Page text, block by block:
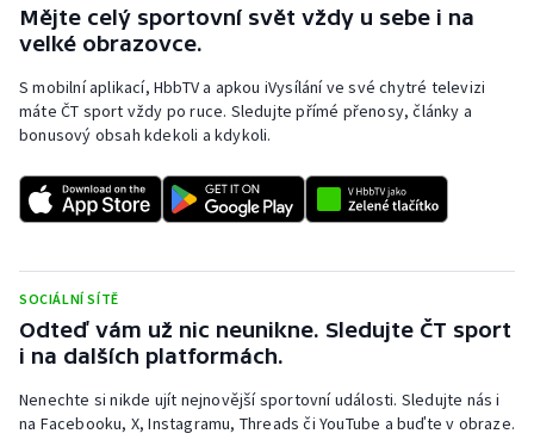
Sportovní střelba
Stolní tenis
Veslování
Vodní slalom
Volejbal
Ostatní
Mějte celý sportovní svět vždy u sebe i na
velké obrazovce.
S mobilní aplikací, HbbTV a apkou iVysílání ve své chytré televizi
máte ČT sport vždy po ruce. Sledujte přímé přenosy, články a
bonusový obsah kdekoli a kdykoli.
SOCIÁLNÍ SÍTĚ
Odteď vám už nic neunikne. Sledujte ČT sport
i na dalších platformách.
Nenechte si nikde ujít nejnovější sportovní události. Sledujte nás i
na Facebooku, X, Instagramu, Threads či YouTube a buďte v obraze.